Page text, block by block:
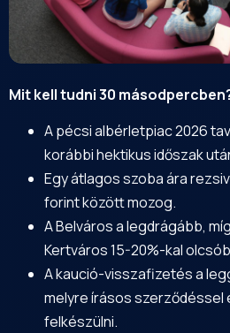
Mit kell tudni 30
A pécsi albérletpiac 2026
korábbi hektikus időszak
Egy átlagos szoba ára
forint között mozog.
ABelvárosa legdrágább,
Kertváros 15-20%-kal
A kaució-visszafizetés a
melyre írásos szerződéssel
felkészülni.